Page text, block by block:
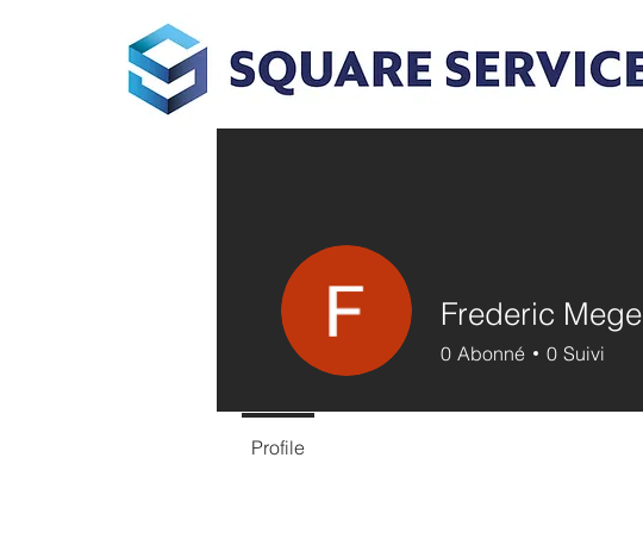
Frederic Mege
0 Abonné 0 Suivi
Profile